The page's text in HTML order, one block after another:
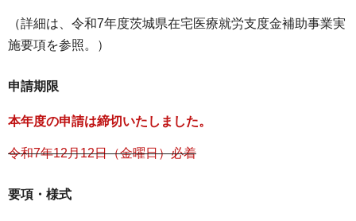
（詳細は、令和7年度茨城県在宅医療就労支度金補助事業実
施要項を参照。）
申請期限
本年度の申請は締切いたしました。
令和7年12月12日（金曜日）必着
要項・様式